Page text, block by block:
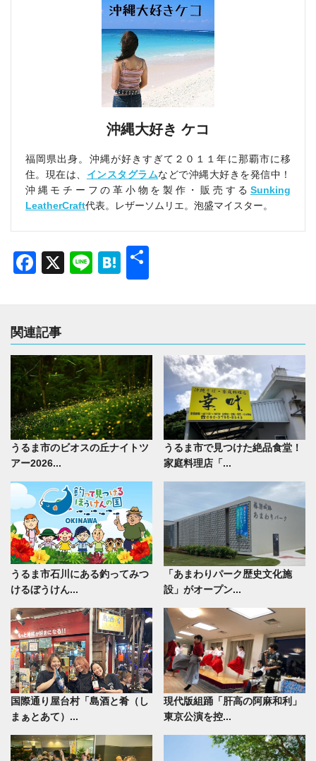
沖縄大好き ケコ
福岡県出身。沖縄が好きすぎて２０１１年に那覇市に移
住。現在は、 インスタグラムなどで沖縄大好きを発信中！
沖縄モチーフの革小物を製作・販売する Sunking
LeatherCraft代表。レザーソムリエ。泡盛マイスター。
Facebook
X LineHatena
関連記事
うるま市のビオスの丘ナイトツ
アー2026...
うるま市で見つけた絶品食堂！
家庭料理店「...
うるま市石川にある釣ってみつ
けるぼうけん...
「あまわりパーク歴史文化施
設」がオープン...
国際通り屋台村「島酒と肴（し
まぁとあて）...
現代版組踊「肝高の阿麻和利」
東京公演を控...